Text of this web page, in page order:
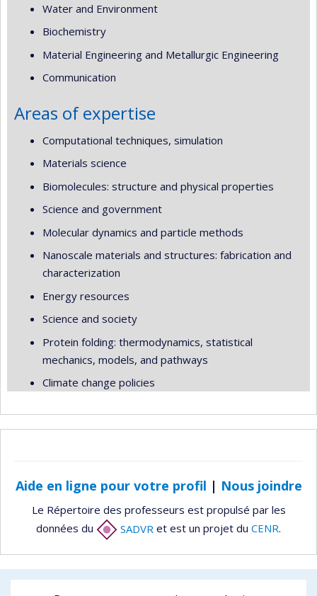
Water and Environment
Biochemistry
Material Engineering and Metallurgic Engineering
Communication
Areas of expertise
Computational techniques, simulation
Materials science
Biomolecules: structure and physical properties
Science and government
Molecular dynamics and particle methods
Nanoscale materials and structures: fabrication and
characterization
Energy resources
Science and society
Protein folding: thermodynamics, statistical
mechanics, models, and pathways
Climate change policies
Aide en ligne pour votre profil | Nous joindre
Le Répertoire des professeurs est propulsé par les
données du
SADVR et est un projet du CENR.